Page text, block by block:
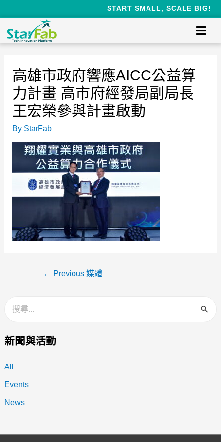
START SMALL, SCALE BIG!
新聞與活動
All
Events
News
高雄市政府響應AICC公益算
力計畫 高市府經發局副局長
王宏榮參與計畫啟動
By StarFab
← Previous 媒體